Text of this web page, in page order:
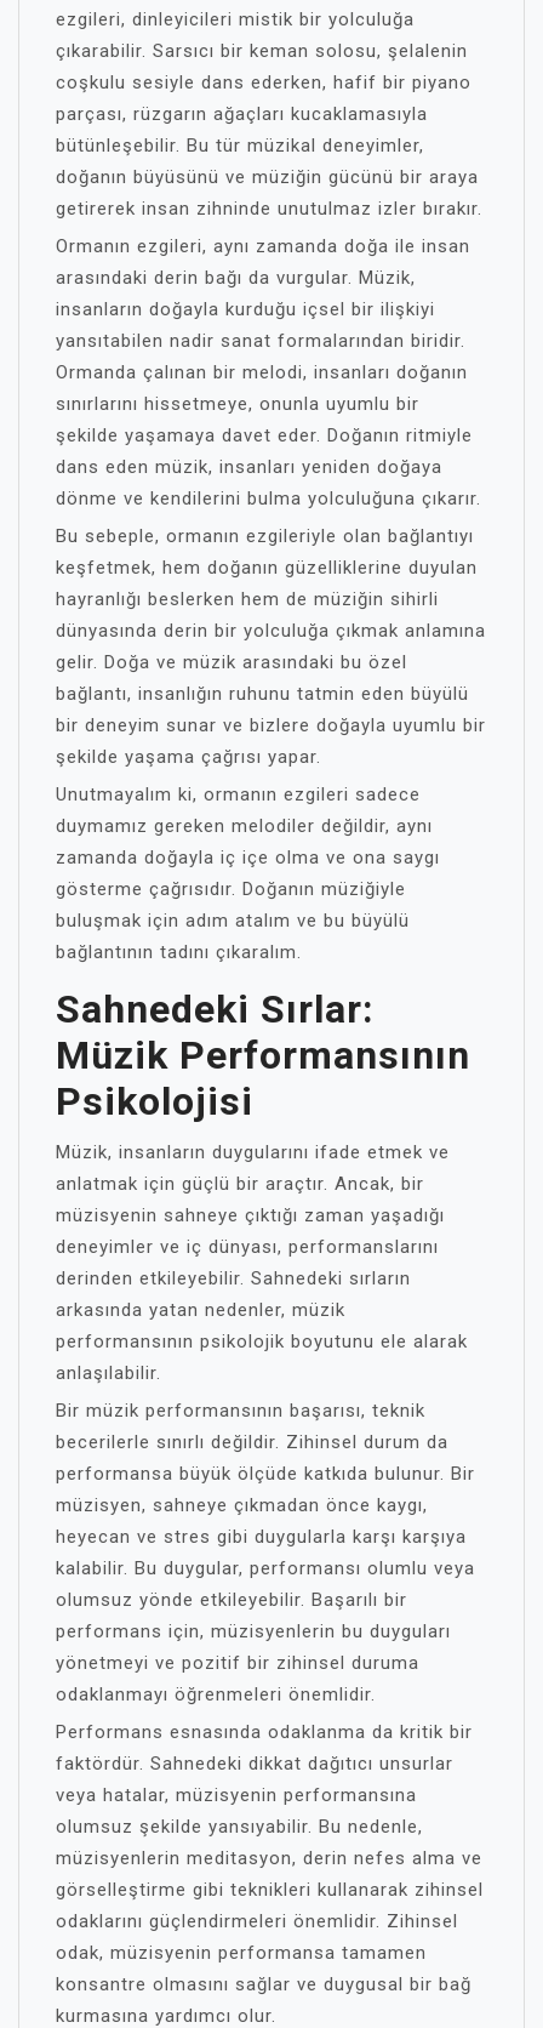
ezgileri, dinleyicileri mistik bir yolculuğa
çıkarabilir. Sarsıcı bir keman solosu, şelalenin
coşkulu sesiyle dans ederken, hafif bir piyano
parçası, rüzgarın ağaçları kucaklamasıyla
bütünleşebilir. Bu tür müzikal deneyimler,
doğanın büyüsünü ve müziğin gücünü bir araya
getirerek insan zihninde unutulmaz izler bırakır.
Ormanın ezgileri, aynı zamanda doğa ile insan
arasındaki derin bağı da vurgular. Müzik,
insanların doğayla kurduğu içsel bir ilişkiyi
yansıtabilen nadir sanat formalarından biridir.
Ormanda çalınan bir melodi, insanları doğanın
sınırlarını hissetmeye, onunla uyumlu bir
şekilde yaşamaya davet eder. Doğanın ritmiyle
dans eden müzik, insanları yeniden doğaya
dönme ve kendilerini bulma yolculuğuna çıkarır.
Bu sebeple, ormanın ezgileriyle olan bağlantıyı
keşfetmek, hem doğanın güzelliklerine duyulan
hayranlığı beslerken hem de müziğin sihirli
dünyasında derin bir yolculuğa çıkmak anlamına
gelir. Doğa ve müzik arasındaki bu özel
bağlantı, insanlığın ruhunu tatmin eden büyülü
bir deneyim sunar ve bizlere doğayla uyumlu bir
şekilde yaşama çağrısı yapar.
Unutmayalım ki, ormanın ezgileri sadece
duymamız gereken melodiler değildir, aynı
zamanda doğayla iç içe olma ve ona saygı
gösterme çağrısıdır. Doğanın müziğiyle
buluşmak için adım atalım ve bu büyülü
bağlantının tadını çıkaralım.
Sahnedeki Sırlar:
Müzik Performansının
Psikolojisi
Müzik, insanların duygularını ifade etmek ve
anlatmak için güçlü bir araçtır. Ancak, bir
müzisyenin sahneye çıktığı zaman yaşadığı
deneyimler ve iç dünyası, performanslarını
derinden etkileyebilir. Sahnedeki sırların
arkasında yatan nedenler, müzik
performansının psikolojik boyutunu ele alarak
anlaşılabilir.
Bir müzik performansının başarısı, teknik
becerilerle sınırlı değildir. Zihinsel durum da
performansa büyük ölçüde katkıda bulunur. Bir
müzisyen, sahneye çıkmadan önce kaygı,
heyecan ve stres gibi duygularla karşı karşıya
kalabilir. Bu duygular, performansı olumlu veya
olumsuz yönde etkileyebilir. Başarılı bir
performans için, müzisyenlerin bu duyguları
yönetmeyi ve pozitif bir zihinsel duruma
odaklanmayı öğrenmeleri önemlidir.
Performans esnasında odaklanma da kritik bir
faktördür. Sahnedeki dikkat dağıtıcı unsurlar
veya hatalar, müzisyenin performansına
olumsuz şekilde yansıyabilir. Bu nedenle,
müzisyenlerin meditasyon, derin nefes alma ve
görselleştirme gibi teknikleri kullanarak zihinsel
odaklarını güçlendirmeleri önemlidir. Zihinsel
odak, müzisyenin performansa tamamen
konsantre olmasını sağlar ve duygusal bir bağ
kurmasına yardımcı olur.